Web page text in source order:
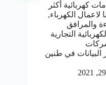
كهربائية أكثر
الكهرباء,
والمرافق
التجارية
في طنين